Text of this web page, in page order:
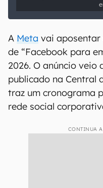
A Meta vai aposentar
de “Facebook para
2026. O anúncio veio
publicado na Central
traz um cronograma
rede social
CONTINUA